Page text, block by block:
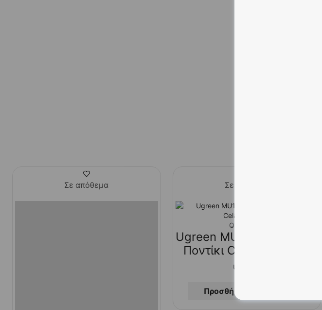
Σε απόθεμα Σε απόθεμα
Quick View
Ugreen MU105 Ασύρματο
Ποντίκι Celadon Green
UGREEN
Προσθήκη στο καλάθι